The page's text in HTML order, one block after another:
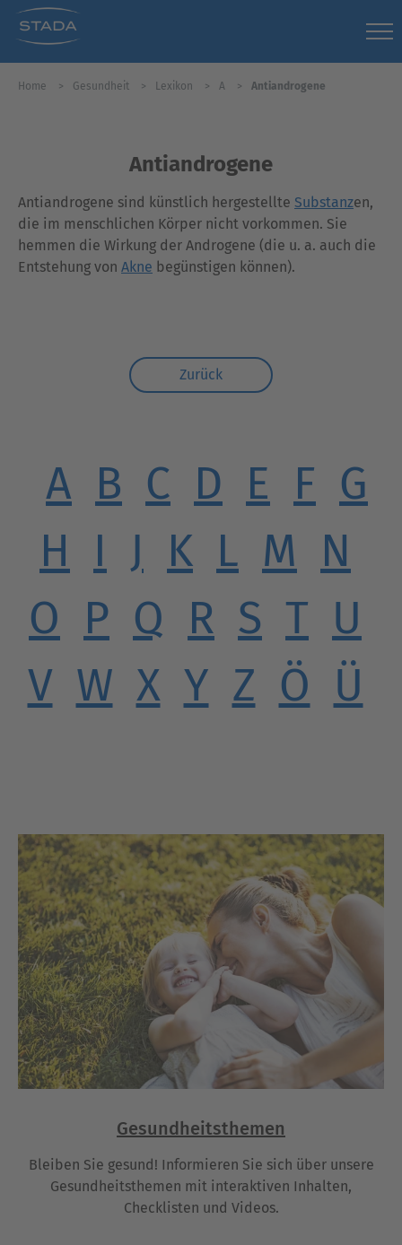
Home Gesundheit Lexikon A Antiandrogene
Antiandrogene
Antiandrogene sind künstlich hergestellte Substanzen,
die im menschlichen Körper nicht vorkommen. Sie
hemmen die Wirkung der Androgene (die u. a. auch die
Entstehung von Akne begünstigen können).
Zurück
A B C D E F G
H I J K L M N
O P Q R S T U
V W X Y Z Ö Ü
Gesundheitsthemen
Bleiben Sie gesund! Informieren Sie sich über unsere
Gesundheitsthemen mit interaktiven Inhalten,
Checklisten und Videos.